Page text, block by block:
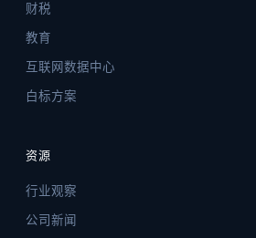
财税
教育
互联网数据中心
白标方案
资源
行业观察
公司新闻